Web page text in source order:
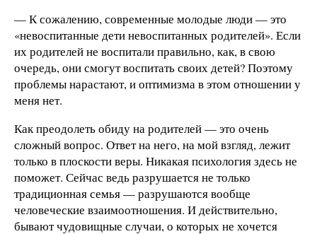
— К сожалению, современные молодые люди — это
«невоспитанные дети невоспитанных родителей». Если
их родителей не воспитали правильно, как, в свою
очередь, они смогут воспитать своих детей? Поэтому
проблемы нарастают, и оптимизма в этом отношении у
меня нет.
Как преодолеть обиду на родителей — это очень
сложный вопрос. Ответ на него, на мой взгляд, лежит
только в плоскости веры. Никакая психология здесь не
поможет. Сейчас ведь разрушается не только
традиционная семья — разрушаются вообще
человеческие взаимоотношения. И действительно,
бывают чудовищные случаи, о которых не хочется